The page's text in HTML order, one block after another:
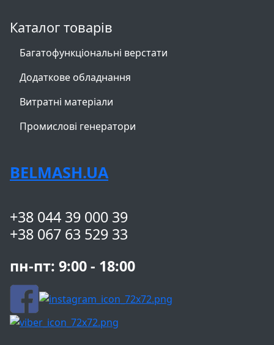
Каталог товарів
Багатофункціональні верстати
Додаткове обладнання
Витратні матеріали
Промислові генератори
BELMASH.UA
+38 044 39 000 39
+38 067 63 529 33
пн-пт: 9:00 - 18:00